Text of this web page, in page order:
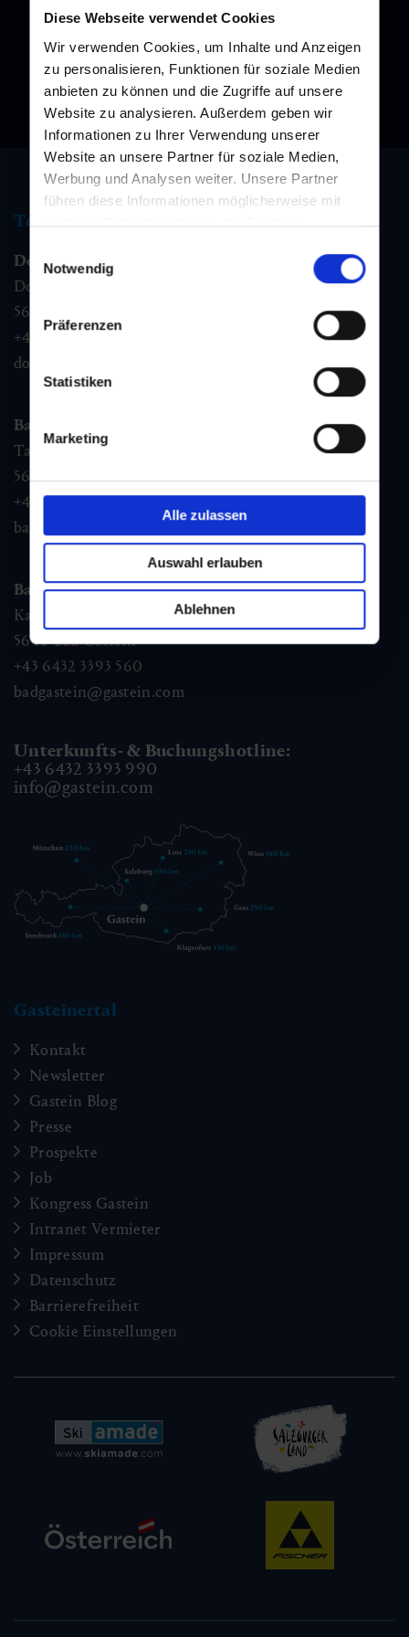
Diese Webseite verwendet Cookies
Wir verwenden Cookies, um Inhalte und Anzeigen
zu personalisieren, Funktionen für soziale Medien
anbieten zu können und die Zugriffe auf unsere
Website zu analysieren. Außerdem geben wir
Informationen zu Ihrer Verwendung unserer
Website an unsere Partner für soziale Medien,
Werbung und Analysen weiter. Unsere Partner
führen diese Informationen möglicherweise mit
weiteren Daten zusammen, die Sie ihnen
Nutzung der Dienste gesammelt haben.
Notwendig
Präferenzen
Statistiken
Marketing
Alle zulassen
Auswahl erlauben
Ablehnen
Tourismus Information
Dorfgastein
Dorfstraße 1,
5632
+43 6432 3393 460
dorfgastein@gastein.com
Bad Hofgastein
Tauernplatz 1,
5630 Bad Hofgastein
+43 6432 3393 260
badhofgastein@gastein.com
Bad Gastein
Kaiser Franz Josefstr. 27,
5640 Bad Gastein
+43 6432 3393 560
badgastein@gastein.com
Unterkunfts- & Buchungshotline:
+43 6432 3393 990
info@gastein.com
Gasteinertal
Kontakt
Newsletter
Gastein Blog
Presse
Prospekte
Job
Kongress Gastein
Intranet Vermieter
Impressum
Datenschutz
Barrierefreiheit
Cookie Einstellungen